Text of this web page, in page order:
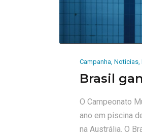
Campanha Noticias
Brasil
O Campeonato
ano em piscina
na Austrália. O